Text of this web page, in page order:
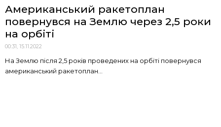
Американський ракетоплан
повернувся на Землю через 2,5 роки
на орбіті
00:31, 15.11.2022
На Землю після 2,5 років проведених на орбіті повернувся
американський ракетоплан...